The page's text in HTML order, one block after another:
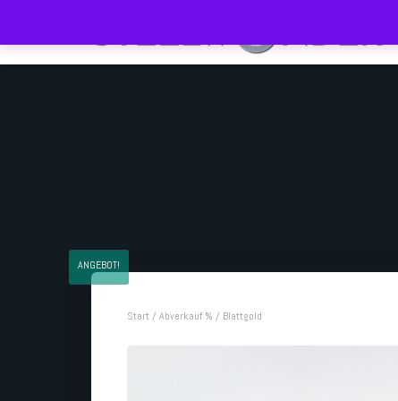
Start/ Abverkauf % / Blattgold
ANGEBOT!